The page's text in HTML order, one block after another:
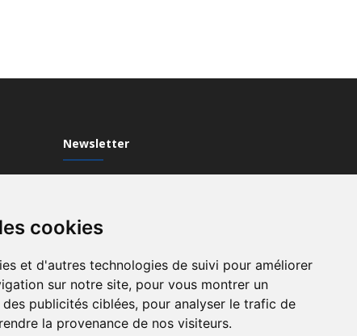
cookies
et d'autres technologies de suivi pour améliorer
sur notre site, pour vous montrer un
publicités ciblées, pour analyser le trafic de
la provenance de nos visiteurs.
Newsletter